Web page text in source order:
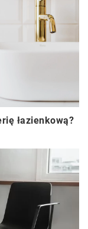
łazienkową?